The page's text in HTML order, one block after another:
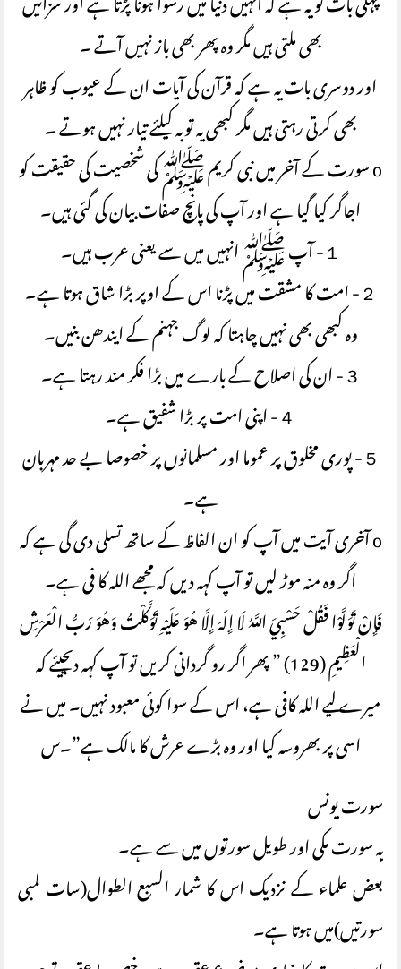
بھی ملتی ہیں مگر وہ پھر بھی باز نہیں آتے ۔
اور دوسری بات یہ ہے کہ قرآن کی آیات ان کے عیوب کو ظاہر
بھی کرتی رہتی ہیں مگر کبھی یہ توبہ کیلئے تیار نہیں ہوتے ۔
o سورت کے آخر میں نبی کریم ﷺ کی شخصیت کی حقیقت کو
اجاگر کیا گیا ہے اور آپ کی پانچ صفات بیان کی گئی ہیں۔
１- آپ ﷺ انہیں میں سے یعنی عرب ہیں۔
２- امت کا مشقت میں پڑنا اس کے اوپر بڑا شاق ہوتا ہے۔
وہ کبھی بھی نہیں چاہتا کہ لوگ جہنم کے ایندھن بنیں۔
３- ان کی اصلاح کے بارے میں بڑا فکر مند رہتا ہے۔
４- اپنی امت پر بڑا شفیق ہے۔
５- پوری مخلوق پر عموما اور مسلمانوں پر خصوصا بے حد مہربان
ہے۔
o آخری آیت میں آپ کو ان الفاظ کے ساتھ تسلی دی گی ہے کہ
اگر وہ منہ موڑ لیں تو آپ کہہ دیں کہ مجھے اللہ کا فی ہے۔
فَإِنْ تَوَلَّوْا فَقُلْ حَسْبِيَ اللَّهُ لَا إِلَهَ إِلَّا هُوَ عَلَيْهِ تَوَكَّلْتُ وَهُوَ رَبُّ الْعَرْشِ
الْعَظِيمِ (129) ” پھر اگر رو گردانی کریں تو آپ کہہ دیجیئے کہ
میرے لیے اللہ کافی ہے، اس کے سوا کوئی معبود نہیں۔ میں نے
اسی پر بھروسہ کیا اور وه بڑے عرش کا مالک ہے”۔س
سورت یونس
یہ سورت مکی اور طویل سورتوں میں سے ہے۔
بعض علماء کے نزدیک اس کا شمار السبع الطوال(سات لمبی
سورتیں)میں ہوتا ہے۔